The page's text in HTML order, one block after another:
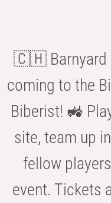
🇨🇭 Barnyard
coming to the
Biberist! 🚜
site, team up
fellow
event. Tickets